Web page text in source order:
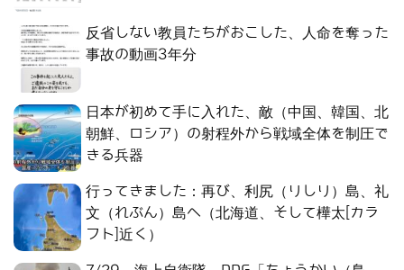
反省しない教員たちがおこした、人命を奪った
事故の動画3年分
日本が初めて手に入れた、敵（中国、韓国、北
朝鮮、ロシア）の射程外から戦域全体を制圧で
きる兵器
行ってきました：再び、利尻（りしり）島、礼
文（れぶん）島へ（北海道、そして樺太[カラ
フト]近く）